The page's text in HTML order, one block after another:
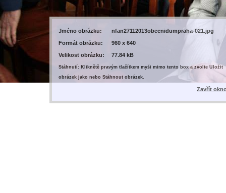
Jméno obrázku:
nfan27112013obecnidumpraha-021.jpg
Formát obrázku:
960 x 640
Velikost obrázku:
77.84 kB
Stáhnutí: Kliknětě pravým tlačítkem myši mimo tento box a zvolte Uložit
obrázek jako nebo Stáhnout obrázek.
Zavřít